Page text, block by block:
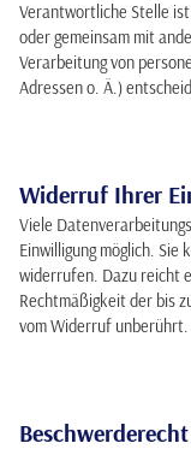
Verantwortliche Stelle
oder gemeinsam mit
Verarbeitung von
Adressen o. Ä.)
Widerruf Ihrer
Viele
Einwilligung möglich.
widerrufen. Dazu reicht
Rechtmäßigkeit der bis
vom Widerruf unberührt.